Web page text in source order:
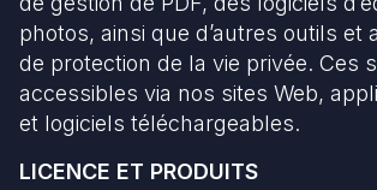
photos, ainsi que d’autres outils et
de protection de la vie privée. Ces
accessibles via nos sites Web,
et logiciels téléchargeables.
LICENCE ET PRODUITS